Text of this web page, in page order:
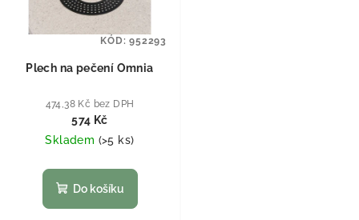
Plech na pečení Omnia
474,38 Kč bez DPH
574 Kč
Skladem (>5 ks)
Do košíku
KÓD:952293